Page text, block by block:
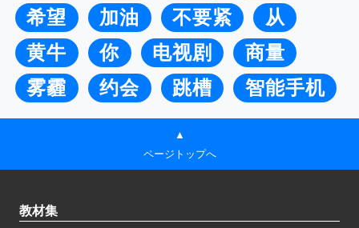
希望
加油 不要紧
从
黄牛
你 电视剧
商量
雾霾
约会 跳槽 智能手机
▲
ページトップへ
教材集